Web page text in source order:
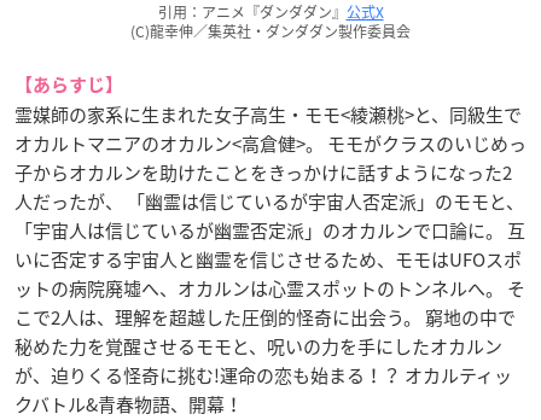
引用：アニメ『ダンダダン』 公式X
(C)龍幸伸／集英社・ダンダダン製作委員会
【あらすじ】
霊媒師の家系に生まれた女子高生・モモ<綾瀬桃>と、同級生で
オカルトマニアのオカルン<高倉健>。 モモがクラスのいじめっ
子からオカルンを助けたことをきっかけに話すようになった2
人だったが、 「幽霊は信じているが宇宙人否定派」のモモと、
「宇宙人は信じているが幽霊否定派」のオカルンで口論に。 互
いに否定する宇宙人と幽霊を信じさせるため、モモはUFOスポ
ットの病院廃墟へ、オカルンは心霊スポットのトンネルへ。 そ
こで2人は、理解を超越した圧倒的怪奇に出会う。 窮地の中で
秘めた力を覚醒させるモモと、呪いの力を手にしたオカルン
が、迫りくる怪奇に挑む!運命の恋も始まる！？ オカルティッ
クバトル&青春物語、開幕！